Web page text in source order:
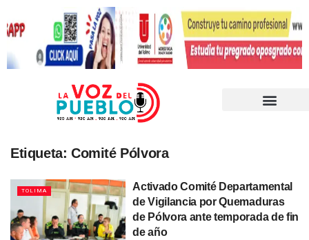
Etiqueta: Comité Pólvora
TOLIMA
Activado Comité Departamental
de Vigilancia por Quemaduras
de Pólvora ante temporada de fin
de año